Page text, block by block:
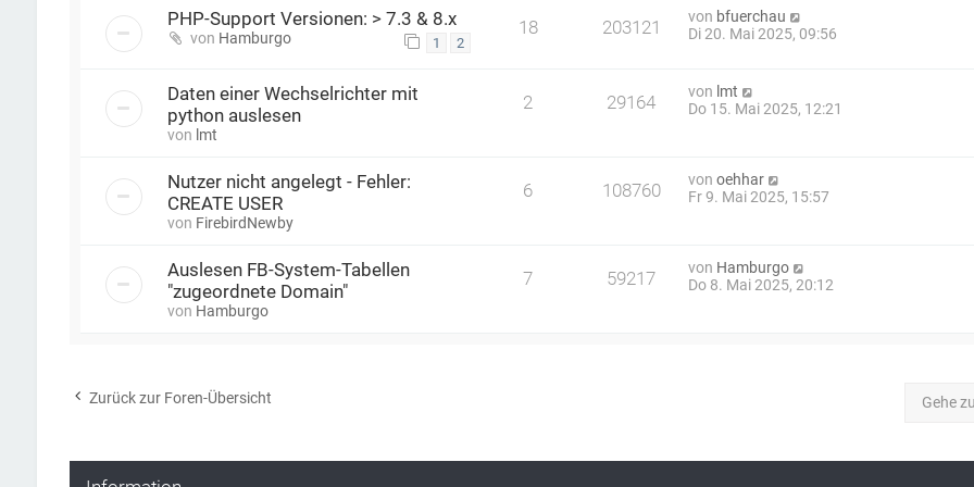
PHP-Support Versionen: > 7.3 & 8.x
von Hamburgo 1 2
18 203121 von bfuerchau
Di 20. Mai 2025, 09:56
Daten einer Wechselrichter mit
python auslesen
von lmt
2 29164 von lmt
Do 15. Mai 2025, 12:21
Nutzer nicht angelegt - Fehler:
CREATE USER
von FirebirdNewby
6 108760 vonoehhar
Fr 9. Mai 2025, 15:57
Auslesen FB-System-Tabellen
"zugeordnete Domain"
von Hamburgo
7 59217 von Hamburgo
Do 8. Mai 2025, 20:12
Zurück zur Foren-Übersicht Gehe